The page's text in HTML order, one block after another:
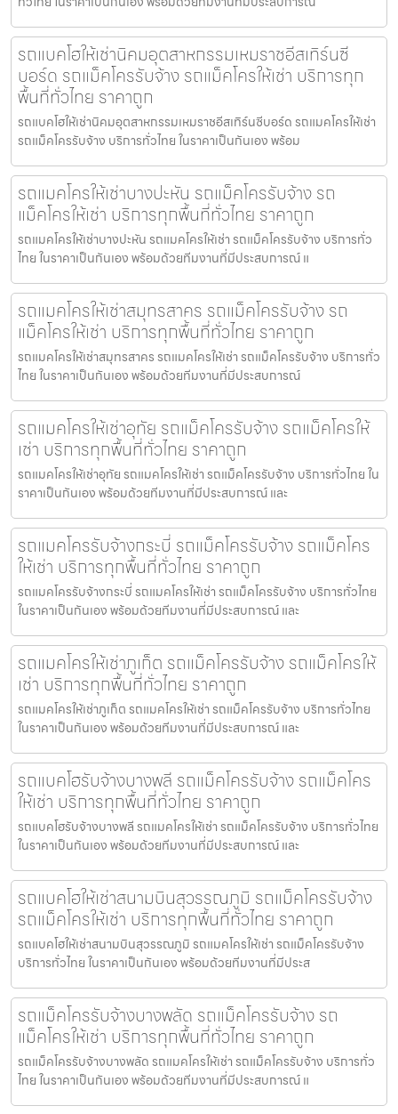
รถแบคโฮให้เช่านิคมอุตสาหกรรมเหมราชอีสเทิร์นซี
บอร์ด รถแม็คโครรับจ้าง รถแม็คโครให้เช่า บริการทุก
พื้นที่ทั่วไทย ราคาถูก
รถแบคโฮให้เช่านิคมอุตสาหกรรมเหมราชอีสเทิร์นซีบอร์ด รถแมคโครให้เช่า
รถแม็คโครรับจ้าง บริการทั่วไทย ในราคาเป็นกันเอง พร้อม
รถแมคโครให้เช่าบางปะหัน รถแม็คโครรับจ้าง รถ
แม็คโครให้เช่า บริการทุกพื้นที่ทั่วไทย ราคาถูก
รถแมคโครให้เช่าบางปะหัน รถแมคโครให้เช่า รถแม็คโครรับจ้าง บริการทั่ว
ไทย ในราคาเป็นกันเอง พร้อมด้วยทีมงานที่มีประสบการณ์ แ
รถแมคโครให้เช่าสมุทรสาคร รถแม็คโครรับจ้าง รถ
แม็คโครให้เช่า บริการทุกพื้นที่ทั่วไทย ราคาถูก
รถแมคโครให้เช่าสมุทรสาคร รถแมคโครให้เช่า รถแม็คโครรับจ้าง บริการทั่ว
ไทย ในราคาเป็นกันเอง พร้อมด้วยทีมงานที่มีประสบการณ์
รถแมคโครให้เช่าอุทัย รถแม็คโครรับจ้าง รถแม็คโครให้
เช่า บริการทุกพื้นที่ทั่วไทย ราคาถูก
รถแมคโครให้เช่าอุทัย รถแมคโครให้เช่า รถแม็คโครรับจ้าง บริการทั่วไทย ใน
ราคาเป็นกันเอง พร้อมด้วยทีมงานที่มีประสบการณ์ และ
รถแมคโครรับจ้างกระบี่ รถแม็คโครรับจ้าง รถแม็คโคร
ให้เช่า บริการทุกพื้นที่ทั่วไทย ราคาถูก
รถแมคโครรับจ้างกระบี่ รถแมคโครให้เช่า รถแม็คโครรับจ้าง บริการทั่วไทย
ในราคาเป็นกันเอง พร้อมด้วยทีมงานที่มีประสบการณ์ และ
รถแมคโครให้เช่าภูเก็ต รถแม็คโครรับจ้าง รถแม็คโครให้
เช่า บริการทุกพื้นที่ทั่วไทย ราคาถูก
รถแมคโครให้เช่าภูเก็ต รถแมคโครให้เช่า รถแม็คโครรับจ้าง บริการทั่วไทย
ในราคาเป็นกันเอง พร้อมด้วยทีมงานที่มีประสบการณ์ และ
รถแบคโฮรับจ้างบางพลี รถแม็คโครรับจ้าง รถแม็คโคร
ให้เช่า บริการทุกพื้นที่ทั่วไทย ราคาถูก
รถแบคโฮรับจ้างบางพลี รถแมคโครให้เช่า รถแม็คโครรับจ้าง บริการทั่วไทย
ในราคาเป็นกันเอง พร้อมด้วยทีมงานที่มีประสบการณ์ และ
รถแบคโฮให้เช่าสนามบินสุวรรณภูมิ รถแม็คโครรับจ้าง
รถแม็คโครให้เช่า บริการทุกพื้นที่ทั่วไทย ราคาถูก
รถแบคโฮให้เช่าสนามบินสุวรรณภูมิ รถแมคโครให้เช่า รถแม็คโครรับจ้าง
บริการทั่วไทย ในราคาเป็นกันเอง พร้อมด้วยทีมงานที่มีประส
รถแม็คโครรับจ้างบางพลัด รถแม็คโครรับจ้าง รถ
แม็คโครให้เช่า บริการทุกพื้นที่ทั่วไทย ราคาถูก
รถแม็คโครรับจ้างบางพลัด รถแมคโครให้เช่า รถแม็คโครรับจ้าง บริการทั่ว
ไทย ในราคาเป็นกันเอง พร้อมด้วยทีมงานที่มีประสบการณ์ แ